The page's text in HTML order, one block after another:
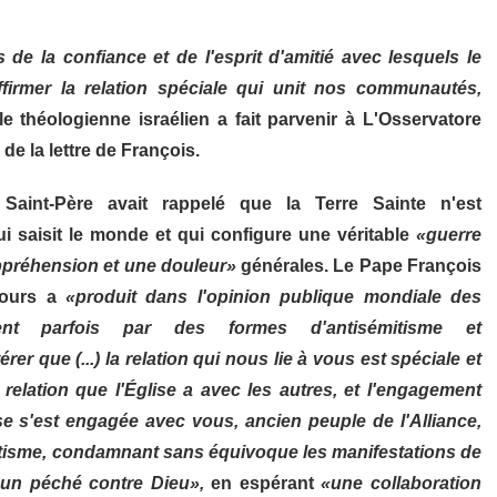
de la confiance et de l'esprit d'amitié avec lesquels le
la relation spéciale qui unit nos communautés,
théologienne israélien a fait parvenir à L'Osservatore
la lettre de François.
Père avait rappelé que la Terre Sainte n'est
saisit le monde et qui configure une véritable «guerre
et une douleur»générales. Le Pape François
a «produit dans l'opinion publique mondiale des
parfois par des formes d'antisémitisme et
que (...) la relation qui nous lie à vous est spéciale et
que l'Église a avec les autres, et l'engagement
s'est engagée avec vous, ancien peuple de l'Alliance,
condamnant sans équivoque les manifestations de
péché contre Dieu», en espérant«une collaboration